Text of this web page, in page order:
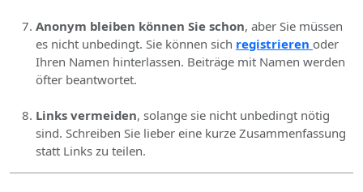
Anonym bleiben können Sie schon, aber Sie müssen
es nicht unbedingt. Sie können sich registrieren oder
Ihren Namen hinterlassen. Beiträge mit Namen werden
öfter beantwortet.
Links vermeiden, solange sie nicht unbedingt nötig
sind. Schreiben Sie lieber eine kurze Zusammenfassung
statt Links zu teilen.